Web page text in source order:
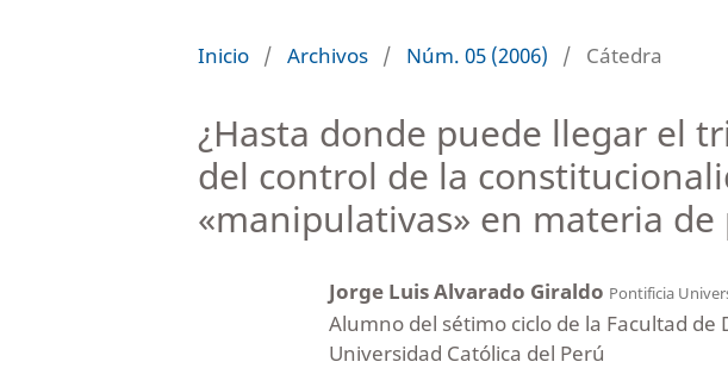
Inicio / Archivos / Núm. 05 (2006) / Cátedra
¿Hasta donde puede llegar el
del control de la
«manipulativas» en materia
Jorge Luis Alvarado Giraldo Pontificia
Alumno del sétimo ciclo de la Facultad de
Universidad Católica del Perú